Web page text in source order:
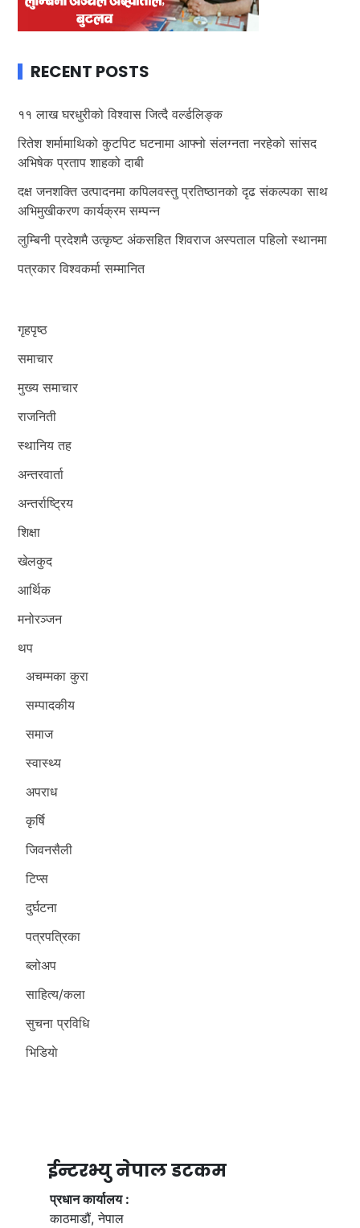
RECENT POSTS
११ लाख घरधुरीको विश्वास जित्दै वर्ल्डलिङ्क
रितेश शर्मामाथिको कुटपिट घटनामा आफ्नो संलग्नता नरहेको सांसद
अभिषेक प्रताप शाहको दाबी
दक्ष जनशक्ति उत्पादनमा कपिलवस्तु प्रतिष्ठानको दृढ संकल्पका साथ
अभिमुखीकरण कार्यक्रम सम्पन्न
लुम्बिनी प्रदेशमै उत्कृष्ट अंकसहित शिवराज अस्पताल पहिलो स्थानमा
पत्रकार विश्वकर्मा सम्मानित
गृहपृष्ठ
समाचार
मुख्य समाचार
राजनिती
स्थानिय तह
अन्तरवार्ता
अन्तर्राष्ट्रिय
शिक्षा
खेलकुद
आर्थिक
मनोरञ्जन
थप
अचम्मका कुरा
सम्पादकीय
समाज
स्वास्थ्य
अपराध
कृर्षि
जिवनसैली
टिप्स
दुर्घटना
पत्रपत्रिका
ब्लोअप
साहित्य/कला
सुचना प्रविधि
भिडियाे
ईन्टरभ्यु नेपाल डटकम
प्रधान कार्यालय :
काठमाडौं, नेपाल